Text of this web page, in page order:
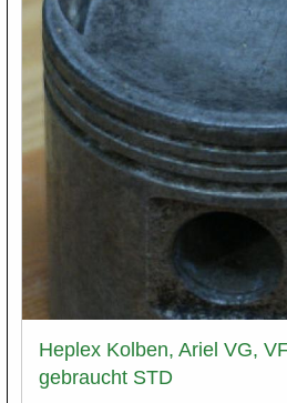
Heplex Kolben, Ariel VG,
gebraucht STD